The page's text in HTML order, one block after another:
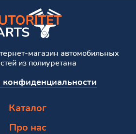
магазин автомобильных
из полиуретана
конфиденциальности
Каталог
Про нас